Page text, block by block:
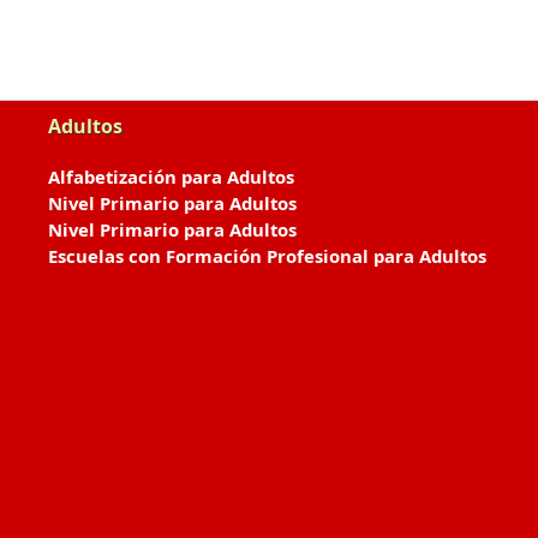
Adultos
Alfabetización para Adultos
Nivel Primario para Adultos
Nivel Primario para Adultos
Escuelas con Formación Profesional para Adultos